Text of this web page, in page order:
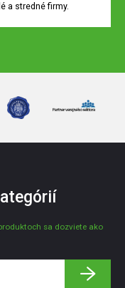
a stredné firmy.
sa dozviete ako